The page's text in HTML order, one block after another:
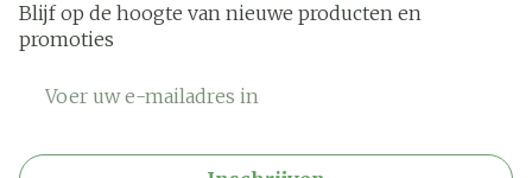
Blijf op de hoogte van nieuwe producten en
promoties